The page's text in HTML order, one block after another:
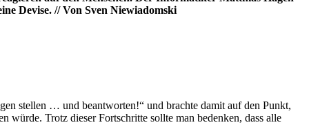
Devise. // Von Sven Niewiadomski
stellen … und beantworten!“ und brachte damit auf den Punkt,
würde. Trotz dieser Fortschritte sollte man bedenken, dass alle